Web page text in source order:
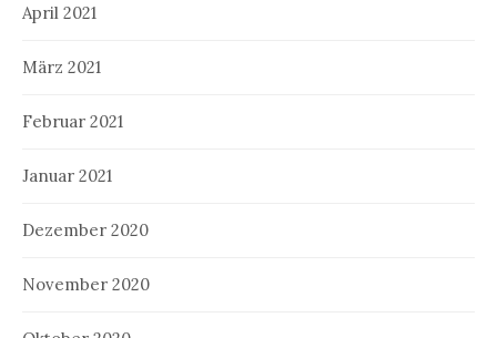
April 2021
März 2021
Februar 2021
Januar 2021
Dezember 2020
November 2020